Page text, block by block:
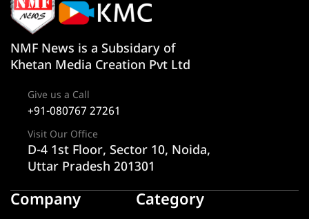
NMF News is a Subsidary of
Khetan Media Creation Pvt Ltd
Give us a Call
+91-080767 27261
Visit Our Office
D-4 1st Floor, Sector 10, Noida,
Uttar Pradesh 201301
Company Category